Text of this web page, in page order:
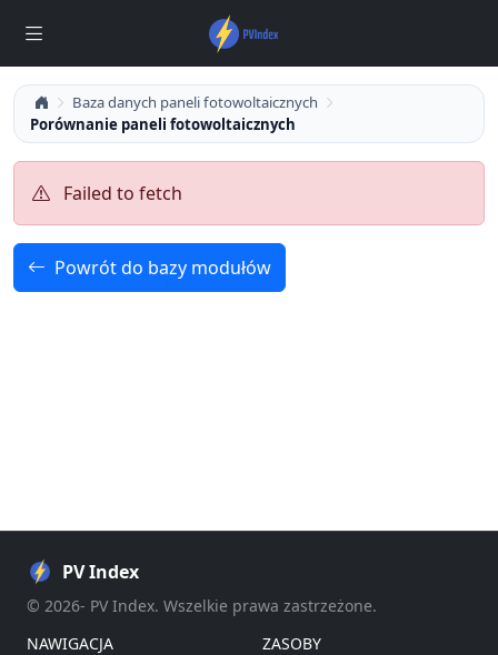
Baza danych paneli fotowoltaicznych
Porównanie paneli fotowoltaicznych
Failed to fetch
Powrót do bazy modułów
PV Index
© 2026- PV Index. Wszelkie prawa zastrzeżone.
NAWIGACJA
ZASOBY